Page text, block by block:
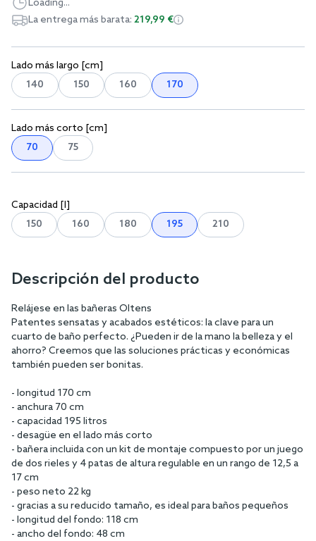
Lado más largo [cm]
140
150 160 170
Lado más corto [cm]
70
75
Capacidad [l]
150
160 180 195 210
Loading...
La entrega más barata: 219,99 €
Descripción del producto
Relájese en las bañeras Oltens
Patentes sensatas y acabados estéticos: la clave para un
cuarto de baño perfecto. ¿Pueden ir de la mano la belleza y el
ahorro? Creemos que las soluciones prácticas y económicas
también pueden ser bonitas.
- longitud 170 cm
- anchura 70 cm
- capacidad 195 litros
- desagüe en el lado más corto
- bañera incluida con un kit de montaje compuesto por un juego
de dos rieles y 4 patas de altura regulable en un rango de 12,5 a
17 cm
- peso neto 22 kg
- gracias a su reducido tamaño, es ideal para baños pequeños
- longitud del fondo: 118 cm
- ancho del fondo: 48 cm